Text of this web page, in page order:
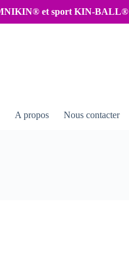
et sport KIN-BALL®
A propos Nous contacter